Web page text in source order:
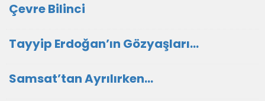
Çevre Bilinci
Tayyip Erdoğan’ın Gözyaşları…
Samsat’tan Ayrılırken…